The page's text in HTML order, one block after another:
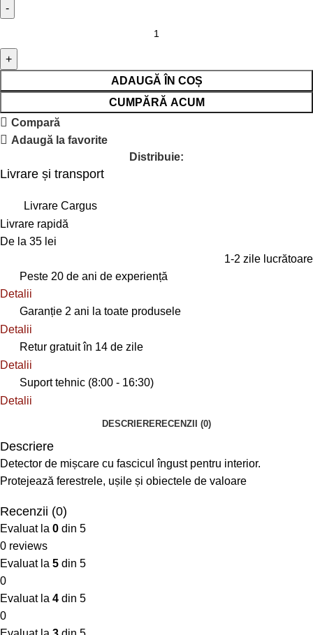
ADAUGĂ ÎN COȘ
CUMPĂRĂ ACUM
Compară
Adaugă la favorite
Distribuie:
Livrare și transport
Livrare Cargus
Livrare rapidă
De la 35 lei
1-2 zile lucrătoare
Peste 20 de ani de experiență
Detalii
Garanție 2 ani la toate produsele
Detalii
Retur gratuit în 14 de zile
Detalii
Suport tehnic (8:00 - 16:30)
Detalii
DESCRIERERECENZII (0)
Descriere
Detector de mișcare cu fascicul îngust pentru interior.
Protejează ferestrele, ușile și obiectele de valoare
Recenzii (0)
Evaluat la 0 din 5
0 reviews
Evaluat la 5 din 5
0
Evaluat la 4 din 5
0